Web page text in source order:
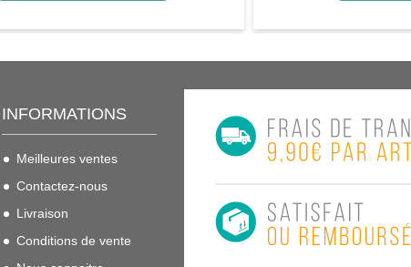
INFORMATIONS
Meilleures ventes
Contactez-nous
Livraison
Conditions de vente